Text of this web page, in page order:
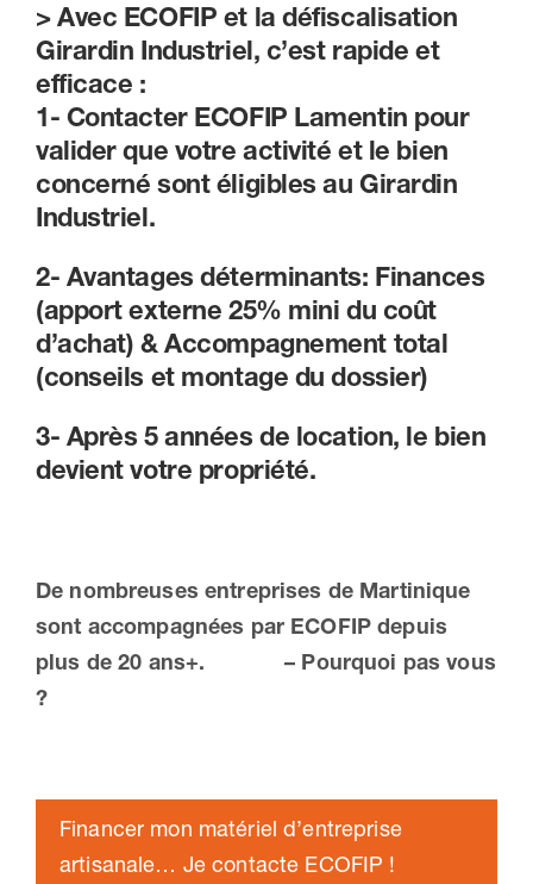
> Avec ECOFIP et la défiscalisation
Girardin Industriel, c’est rapide et
efficace :
1- Contacter ECOFIP Lamentin pour
valider que votre activité et le bien
concerné sont éligibles au Girardin
Industriel.
2- Avantages déterminants: Finances
(apport externe 25% mini du coût
d’achat) &Accompagnement total
(conseils et montage du dossier)
3- Après 5 années de location, le bien
devient votre propriété.
De nombreuses entreprises de Martinique
sont accompagnées par ECOFIP depuis
plus de 20 ans+. – Pourquoi pas vous
?
Financer mon matériel d’entreprise
artisanale… Je contacte ECOFIP !